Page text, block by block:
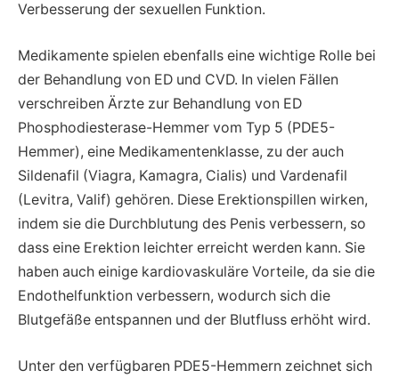
Verbesserung der sexuellen Funktion.
Medikamente spielen ebenfalls eine wichtige Rolle bei
der Behandlung von ED und CVD. In vielen Fällen
verschreiben Ärzte zur Behandlung von ED
Phosphodiesterase-Hemmer vom Typ 5 (PDE5-
Hemmer), eine Medikamentenklasse, zu der auch
Sildenafil (Viagra, Kamagra, Cialis) und Vardenafil
(Levitra, Valif) gehören. Diese Erektionspillen wirken,
indem sie die Durchblutung des Penis verbessern, so
dass eine Erektion leichter erreicht werden kann. Sie
haben auch einige kardiovaskuläre Vorteile, da sie die
Endothelfunktion verbessern, wodurch sich die
Blutgefäße entspannen und der Blutfluss erhöht wird.
Unter den verfügbaren PDE5-Hemmern zeichnet sich